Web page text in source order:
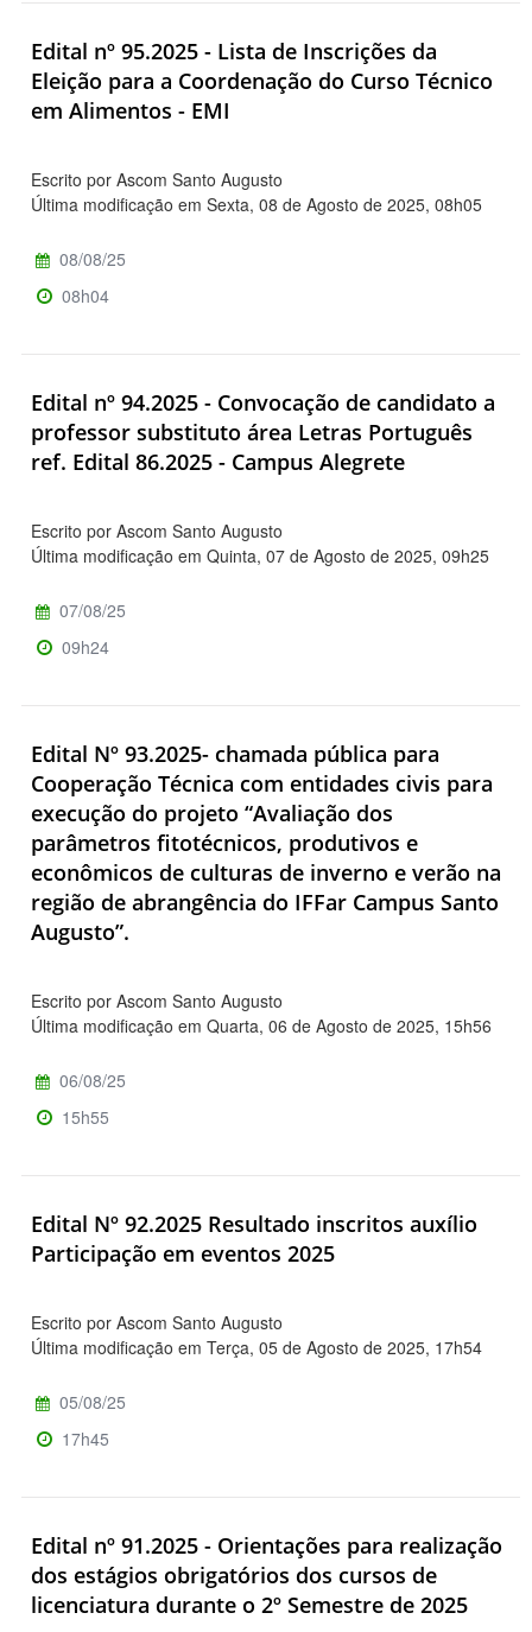
Edital nº 95.2025 - Lista de Inscrições da
Eleição para a Coordenação do Curso Técnico
em Alimentos - EMI
Escrito por Ascom Santo Augusto
Última modificação em Sexta, 08 de Agosto de 2025, 08h05
08/08/25
08h04
Edital nº 94.2025 - Convocação de candidato a
professor substituto área Letras Português
ref. Edital 86.2025 - Campus Alegrete
Escrito por Ascom Santo Augusto
Última modificação em Quinta, 07 de Agosto de 2025, 09h25
07/08/25
09h24
Edital Nº 93.2025- chamada pública para
Cooperação Técnica com entidades civis para
execução do projeto “Avaliação dos
parâmetros fitotécnicos, produtivos e
econômicos de culturas de inverno e verão na
região de abrangência do IFFar Campus Santo
Augusto”.
Escrito por Ascom Santo Augusto
Última modificação em Quarta, 06 de Agosto de 2025, 15h56
06/08/25
15h55
Edital Nº 92.2025 Resultado inscritos auxílio
Participação em eventos 2025
Escrito por Ascom Santo Augusto
Última modificação em Terça, 05 de Agosto de 2025, 17h54
05/08/25
17h45
Edital nº 91.2025 - Orientações para realização
dos estágios obrigatórios dos cursos de
licenciatura durante o 2º Semestre de 2025